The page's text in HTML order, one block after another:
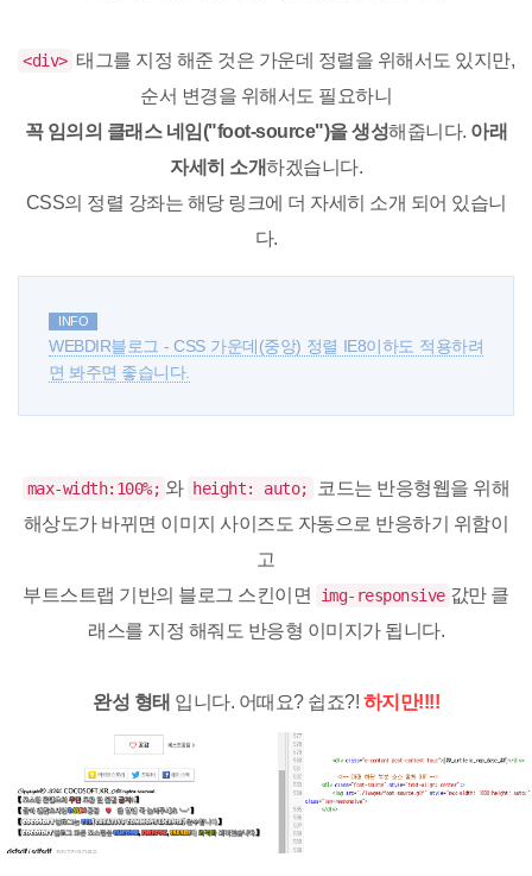
<div> 태그를 지정 해준 것은 가운데 정렬을 위해서도 있지만,
순서 변경을 위해서도 필요하니
꼭 임의의 클래스 네임("foot-source")을 생성해줍니다. 아래
자세히 소개하겠습니다.
CSS의 정렬 강좌는 해당 링크에 더 자세히 소개 되어 있습니
다.
INFO
WEBDIR블로그 - CSS 가운데(중앙) 정렬 IE8이하도 적용하려
면 봐주면 좋습니다.
max-width:100%; 와 height: auto;
코드는 반응형웹을 위해
해상도가 바뀌면 이미지 사이즈도 자동으로 반응하기 위함이
고
부트스트랩 기반의 블로그 스킨이면
img-responsive 값만 클
래스를 지정 해줘도 반응형 이미지가 됩니다.
완성 형태 입니다. 어때요? 쉽죠?! 하지만!!!!